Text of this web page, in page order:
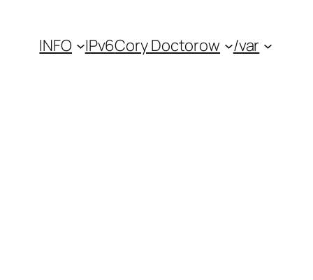
INFO IPv6Cory Doctorow /var